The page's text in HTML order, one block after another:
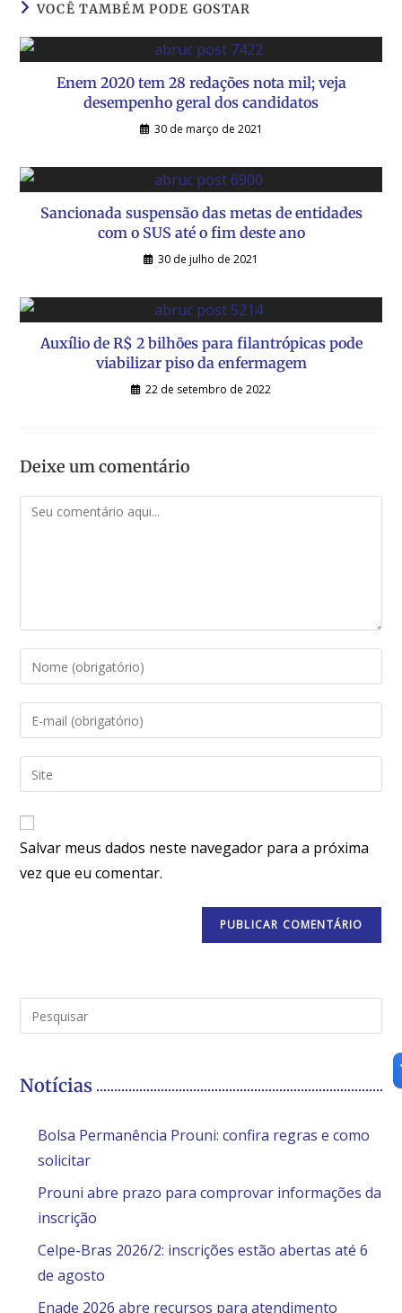
VOCÊ TAMBÉM PODE GOSTAR
Enem 2020 tem 28 redações nota mil; veja
desempenho geral dos candidatos
30 de março de 2021
Sancionada suspensão das metas de entidades
com o SUS até o fim deste ano
30 de julho de 2021
Auxílio de R$ 2 bilhões para filantrópicas pode
viabilizar piso da enfermagem
22 de setembro de 2022
Deixe um comentário
Salvar meus dados neste navegador para a próxima
vez que eu comentar.
Notícias
Bolsa Permanência Prouni: confira regras e como
solicitar
Prouni abre prazo para comprovar informações da
inscrição
Celpe-Bras 2026/2: inscrições estão abertas até 6
de agosto
Enade 2026 abre recursos para atendimento